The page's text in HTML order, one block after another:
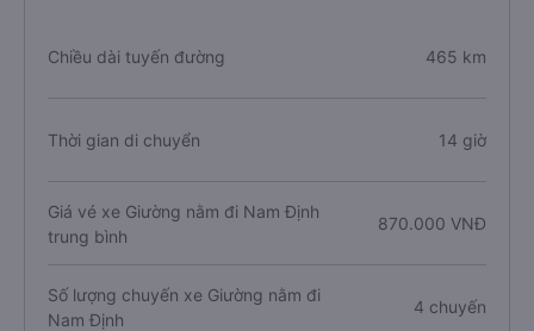
Chiều dài tuyến đường 465 km
Thời gian di chuyển 14 giờ
Giá vé xe Giường nằm đi Nam Định
trung bình
870.000 VNĐ
Số lượng chuyến xe Giường nằm đi
Nam Định
4 chuyến